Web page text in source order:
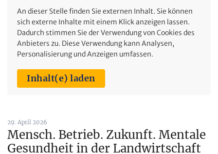
An dieser Stelle finden Sie externen Inhalt. Sie können
sich externe Inhalte mit einem Klick anzeigen lassen.
Dadurch stimmen Sie der Verwendung von Cookies des
Anbieters zu. Diese Verwendung kann Analysen,
Personalisierung und Anzeigen umfassen.
Inhalt(e) laden
29. April 2026
Mensch. Betrieb. Zukunft. Mentale
Gesundheit in der Landwirtschaft